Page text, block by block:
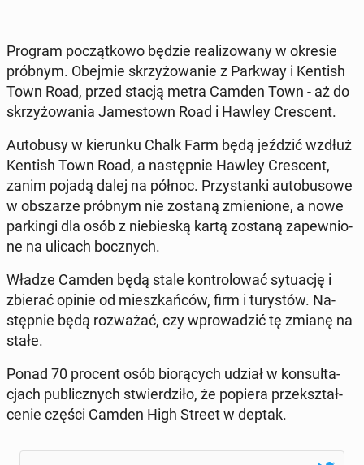
Program po­cząt­ko­wo będzie re­ali­zo­wa­ny w okresie
próbnym. Obejmie skrzy­żo­wa­nie z Parkway i Kentish
Town Road, przed stacją metra Camden Town - aż do
skrzy­żo­wa­nia Ja­me­stown Road i Hawley Cre­scent.
Au­to­bu­sy w kie­run­ku Chalk Farm będą jeździć wzdłuż
Kentish Town Road, a na­stęp­nie Hawley Cre­scent,
zanim pojadą dalej na północ. Przy­stan­ki au­to­bu­so­we
w ob­sza­rze próbnym nie zostaną zmie­nio­ne, a nowe
par­kin­gi dla osób z nie­bie­ską kartą zostaną za­pew­nio­
ne na ulicach bocz­nych.
Władze Camden będą stale kon­tro­lo­wać sy­tu­ację i
zbierać opinie od miesz­kań­ców, firm i tu­ry­stów. Na­
stęp­nie będą roz­wa­żać, czy wpro­wa­dzić tę zmianę na
stałe.
Ponad 70 procent osób bio­rą­cych udział w kon­sul­ta­
cjach pu­blicz­nych stwier­dzi­ło, że popiera prze­kształ­
ce­nie części Camden High Street w deptak.